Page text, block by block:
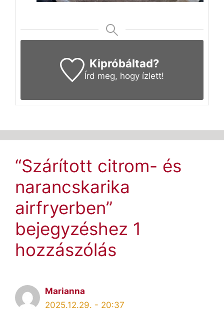
Kipróbáltad?
Írd meg, hogy ízlett!
“Szárított citrom- és
narancskarika
airfryerben”
bejegyzéshez 1
hozzászólás
Marianna
2025.12.29. - 20:37